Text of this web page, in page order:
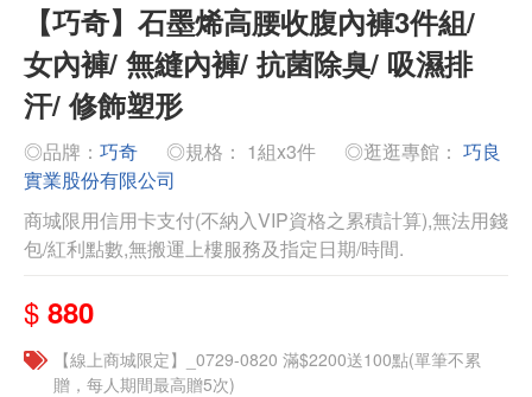
【巧奇】石墨烯高腰收腹內褲3件組/
女內褲/ 無縫內褲/ 抗菌除臭/ 吸濕排
汗/ 修飾塑形
◎品牌： 巧奇 ◎規格： 1組x3件 ◎逛逛專館： 巧良
實業股份有限公司
商城限用信用卡支付(不納入VIP資格之累積計算),無法用錢
包/紅利點數,無搬運上樓服務及指定日期/時間.
$ 880
【線上商城限定】_0729-0820 滿$2200送100點(單筆不累
贈，每人期間最高贈5次)